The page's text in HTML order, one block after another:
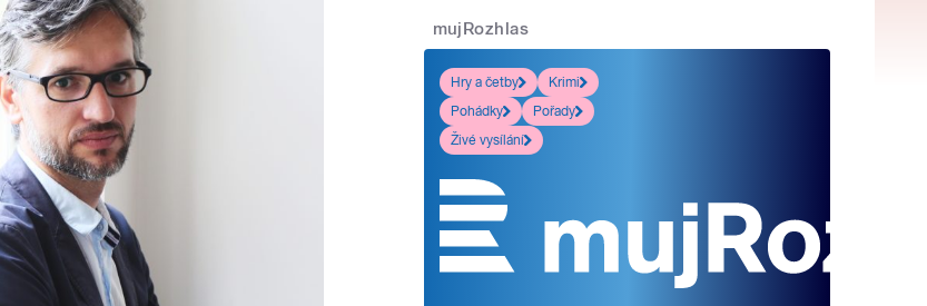
mujRozhlas
Hry a četby
Krimi
Pohádky
Pořady
Živé vysílání